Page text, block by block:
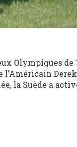
Olympiques de
l’Américain
la Suède a